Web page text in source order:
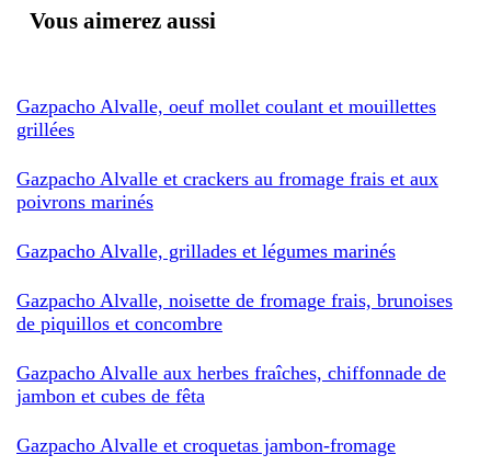
Vous aimerez aussi
Gazpacho Alvalle, oeuf mollet coulant et mouillettes
grillées
Gazpacho Alvalle et crackers au fromage frais et aux
poivrons marinés
Gazpacho Alvalle, grillades et légumes marinés
Gazpacho Alvalle, noisette de fromage frais, brunoises
de piquillos et concombre
Gazpacho Alvalle aux herbes fraîches, chiffonnade de
jambon et cubes de fêta
Gazpacho Alvalle et croquetas jambon-fromage